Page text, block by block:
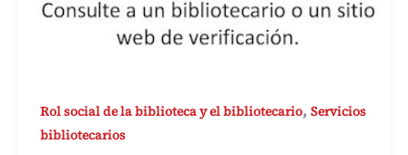
Rol social de la biblioteca y el bibliotecario, Servicios
bibliotecarios